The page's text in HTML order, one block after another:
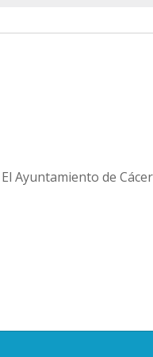
El Ayuntamiento de